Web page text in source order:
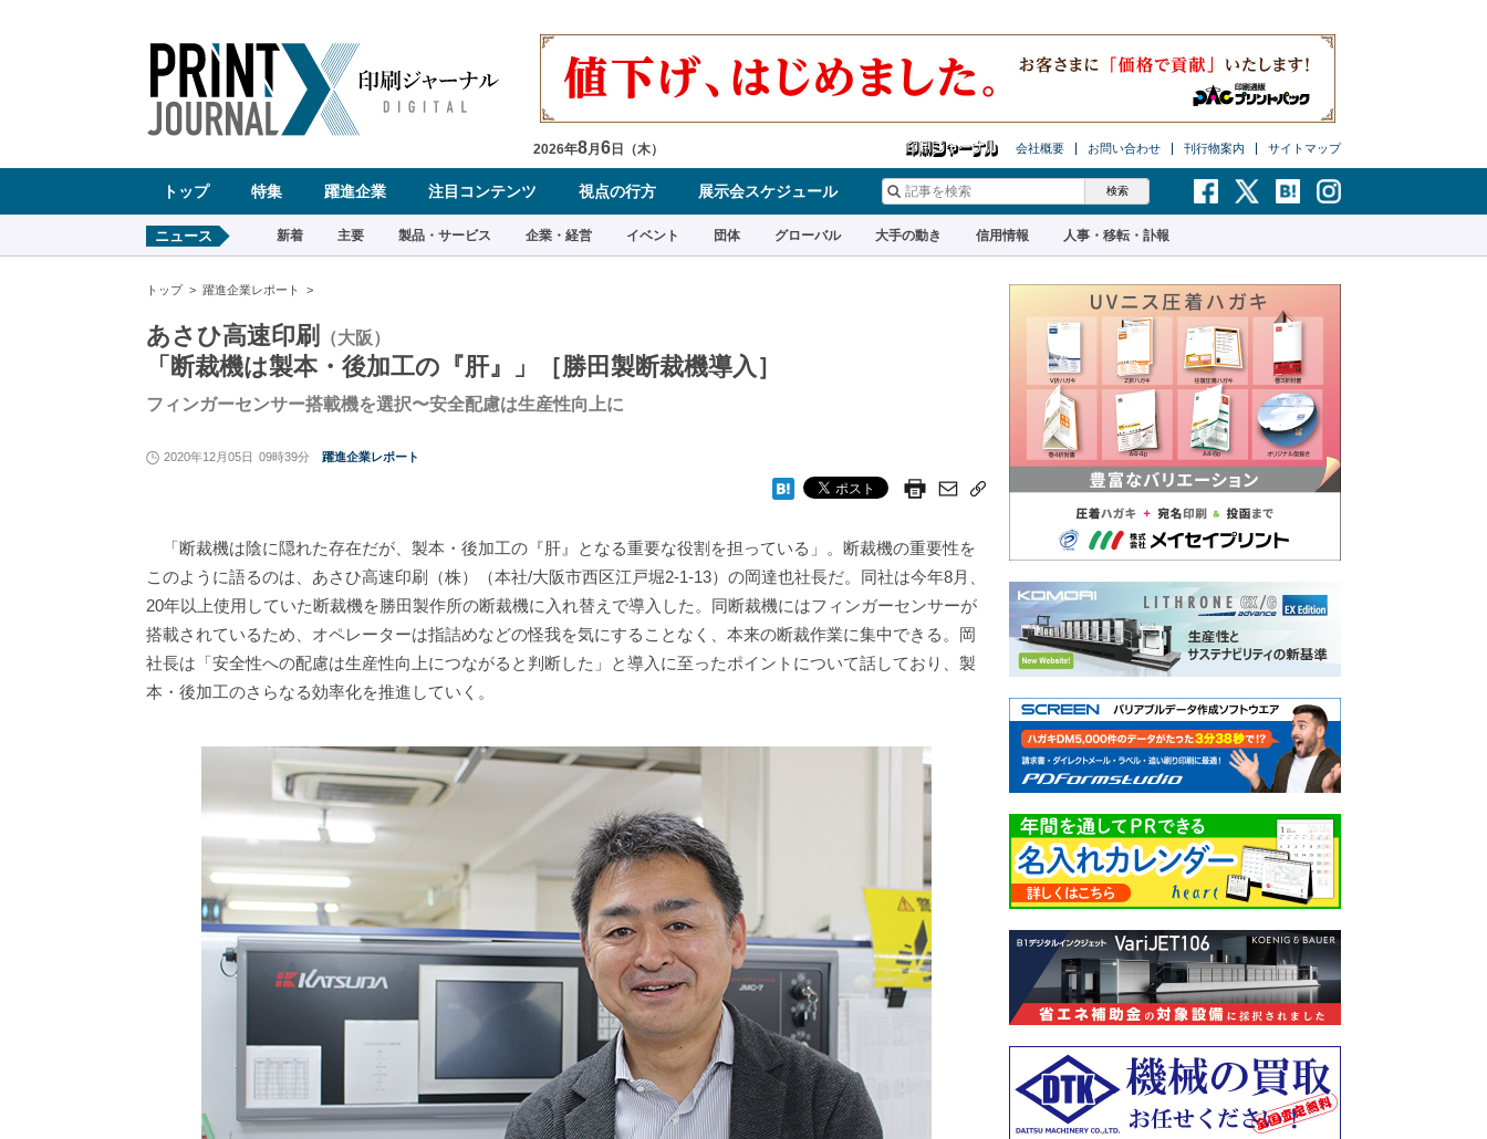
ア
ゲ
ン
2026年8月 6 日（木） 会社概要 お問い合わせ 刊行物案内 サイトマップ
トップ 特集 躍進企業 注目コンテンツ 視点の行方 展示会スケジュール
ニュース 新着 主要 製品・サービス 企業・経営 イベント 団体 グローバル 大手の動き 信用情報 人事・移転・訃報
トップ 躍進企業レポート
あさひ高速印刷 （大阪）
「断裁機は製本・後加工の『肝』」［勝田製断裁機導入］
フィンガーセンサー搭載機を選択〜安全配慮は生産性向上に
2020年12月05日 09時39分 躍進企業レポート
「断裁機は陰に隠れた存在だが、製本・後加工の『肝』となる重要な役割を担っている」。断裁機の重要性を
このように語るのは、あさひ高速印刷（株）（本社/大阪市西区江戸堀2-1-13）の岡達也社長だ。同社は今年8月、
20年以上使用していた断裁機を勝田製作所の断裁機に入れ替えで導入した。同断裁機にはフィンガーセンサーが
搭載されているため、オペレーターは指詰めなどの怪我を気にすることなく、本来の断裁作業に集中できる。岡
社長は「安全性への配慮は生産性向上につながると判断した」と導入に至ったポイントについて話しており、製
本・後加工のさらなる効率化を推進していく。